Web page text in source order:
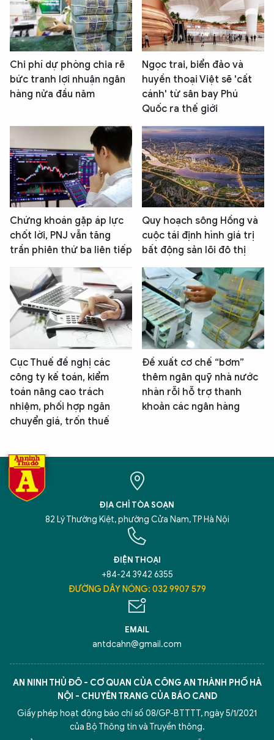
Chi phí dự phòng chia rẽ
bức tranh lợi nhuận ngân
hàng nửa đầu năm
Ngọc trai, biển đảo và
huyền thoại Việt sẽ 'cất
cánh' từ sân bay Phú
Quốc ra thế giới
Chứng khoán gặp áp lực
chốt lời, PNJ vẫn tăng
trần phiên thứ ba liên tiếp
Quy hoạch sông Hồng và
cuộc tái định hình giá trị
bất động sản lõi đô thị
Cục Thuế đề nghị các
công ty kế toán, kiểm
toán nâng cao trách
nhiệm, phối hợp ngăn
chuyển giá, trốn thuế
Đề xuất cơ chế “bơm”
thêm ngân quỹ nhà nước
nhàn rỗi hỗ trợ thanh
khoản các ngân hàng
ĐỊA CHỈ TÒA SOẠN
82 Lý Thường Kiệt, phường Cửa Nam, TP Hà Nội
ĐIỆN THOẠI
+84-24 3942 6355
ĐƯỜNG DÂY NÓNG: 032 9907 579
EMAIL
antdcahn@gmail.com
AN NINH THỦ ĐÔ - CƠ QUAN CỦA CÔNG AN THÀNH PHỐ HÀ
NỘI - CHUYÊN TRANG CỦA BÁO CAND
Giấy phép hoạt động báo chí số 08/GP-BTTTT, ngày 5/1/2021
của Bộ Thông tin và Truyền thông.